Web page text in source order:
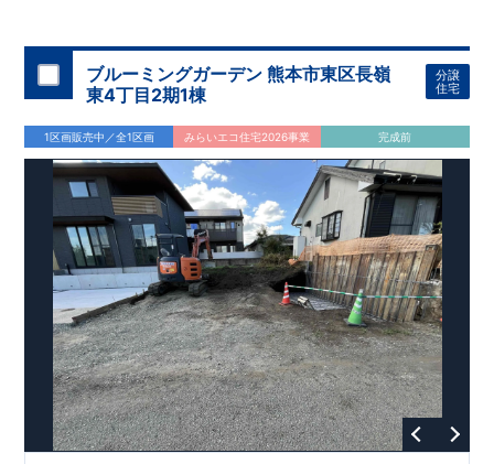
ブルーミングガーデン 熊本市東区長嶺
東4丁目2期1棟
分譲
住宅
1区画販売中／全1区画 みらいエコ住宅2026事業 完成前